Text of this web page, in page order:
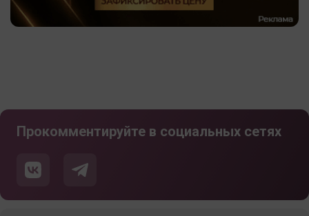
Прокомментируйте в социальных сетях